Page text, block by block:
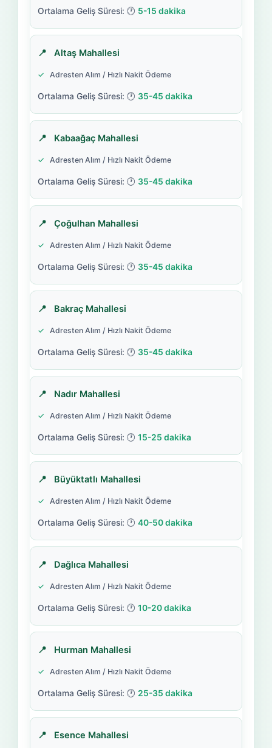
5-15 dakika
Altaş Mahallesi
Adresten Alım / Hızlı Nakit Ödeme
35-45 dakika
Kabaağaç Mahallesi
Adresten Alım / Hızlı Nakit Ödeme
35-45 dakika
Çoğulhan Mahallesi
Adresten Alım / Hızlı Nakit Ödeme
35-45 dakika
Bakraç Mahallesi
Adresten Alım / Hızlı Nakit Ödeme
35-45 dakika
Nadır Mahallesi
Adresten Alım / Hızlı Nakit Ödeme
15-25 dakika
Büyüktatlı Mahallesi
Adresten Alım / Hızlı Nakit Ödeme
40-50 dakika
Dağlıca Mahallesi
Adresten Alım / Hızlı Nakit Ödeme
10-20 dakika
Hurman Mahallesi
Adresten Alım / Hızlı Nakit Ödeme
25-35 dakika
Esence Mahallesi